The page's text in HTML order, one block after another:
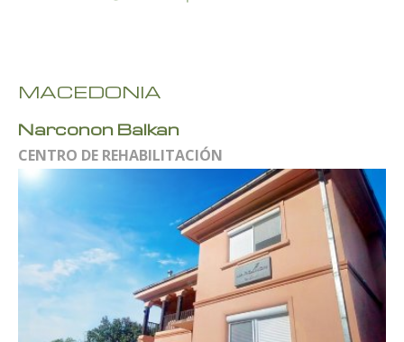
MACEDONIA
Narconon Balkan
CENTRO DE REHABILITACIÓN